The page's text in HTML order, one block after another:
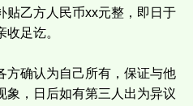
乙方人民币xx元整，即日于
足讫。
确认为自己所有，保证与他
象，日后如有第三人出为异议